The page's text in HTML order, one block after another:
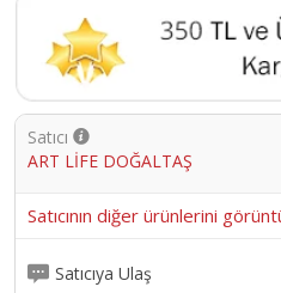
Satıcı
ART LİFE DOĞALTAŞ
Satıcının diğer ürünlerini
Satıcıya Ulaş